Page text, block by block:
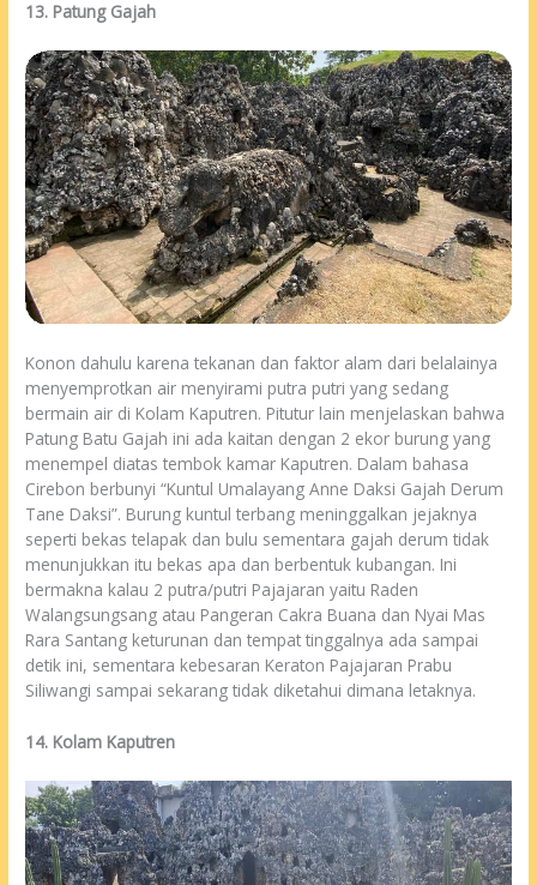
13. Patung Gajah
Konon dahulu karena tekanan dan faktor alam dari belalainya
menyemprotkan air menyirami putra putri yang sedang
bermain air di Kolam Kaputren. Pitutur lain menjelaskan bahwa
Patung Batu Gajah ini ada kaitan dengan 2 ekor burung yang
menempel diatas tembok kamar Kaputren. Dalam bahasa
Cirebon berbunyi “Kuntul Umalayang Anne Daksi Gajah Derum
Tane Daksi”. Burung kuntul terbang meninggalkan jejaknya
seperti bekas telapak dan bulu sementara gajah derum tidak
menunjukkan itu bekas apa dan berbentuk kubangan. Ini
bermakna kalau 2 putra/putri Pajajaran yaitu Raden
Walangsungsang atau Pangeran Cakra Buana dan Nyai Mas
Rara Santang keturunan dan tempat tinggalnya ada sampai
detik ini, sementara kebesaran Keraton Pajajaran Prabu
Siliwangi sampai sekarang tidak diketahui dimana letaknya.
14. Kolam Kaputren